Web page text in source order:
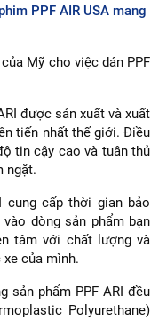
PPF AIR USA mang
Mỹ cho việc dán PPF
được sản xuất và xuất
tiến nhất thế giới. Điều
tin cậy cao và tuân thủ
ngặt.
cung cấp thời gian bảo
dòng sản phẩm bạn
tâm với chất lượng và
của mình.
sản phẩm PPF ARI đều
Polyurethane)